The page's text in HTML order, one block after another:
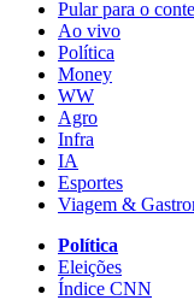
Pular para o
Ao vivo
Política
Money
WW
Agro
Infra
IA
Esportes
Viagem &
Política
Eleições
Índice CNN